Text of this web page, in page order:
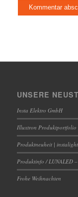
UNSERE
Insta Elektro GmbH
Illuxtron Produktportfolio
Produktneuheit |
Produktinfo / LUNALED
Frohe Weihnachten